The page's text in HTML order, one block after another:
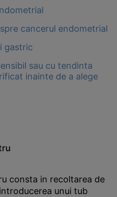
cancerul endometrial
gastric
sau cu tendinta
inainte de a alege
consta in recoltarea de
unui tub